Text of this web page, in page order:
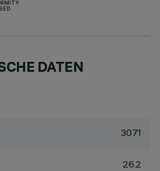
DATEN
3071
26.2